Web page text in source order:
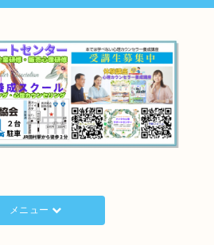
メニュー